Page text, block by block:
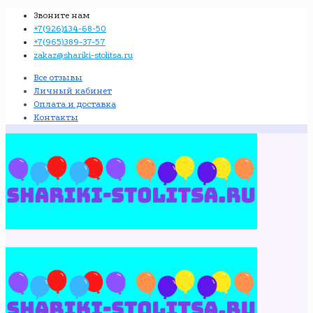
Звоните нам
+7(926)134-68-50
+7(965)389-37-57
zakaz@shariki-stolitsa.ru
Все отзывы
Личный кабинет
Оплата и доставка
Контакты